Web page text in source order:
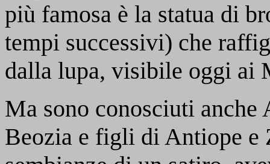
più famosa è la statua di
tempi successivi) che
dalla lupa, visibile oggi ai
Ma sono conosciuti
Beozia e figli di Antiope e